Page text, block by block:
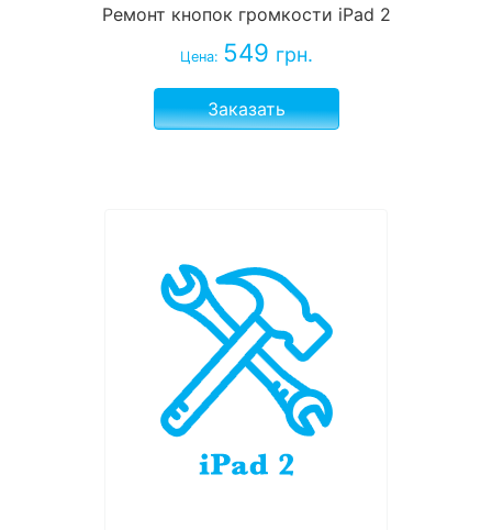
Ремонт кнопок громкости iPad 2
Цена: 549 грн.
Заказать